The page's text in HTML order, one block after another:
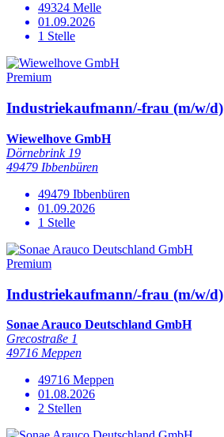
49324 Melle
01.09.2026
1 Stelle
Premium
Industriekaufmann/-frau (m/w/d)
Wiewelhove GmbH
Dörnebrink 19
49479 Ibbenbüren
49479 Ibbenbüren
01.09.2026
1 Stelle
Premium
Industriekaufmann/-frau (m/w/d)
Sonae Arauco Deutschland GmbH
Grecostraße 1
49716 Meppen
49716 Meppen
01.08.2026
2 Stellen